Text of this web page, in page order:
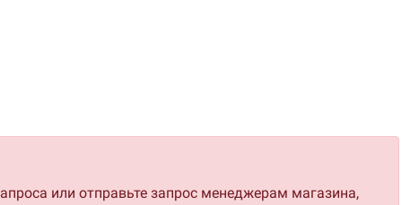
труб с внутренней накаткой.
или отправьте запрос менеджерам магазина,